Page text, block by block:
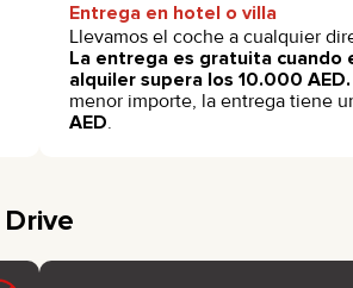
Entrega en hotel o villa
Llevamos el coche a cualquier
La entrega es gratuita cuando
alquiler supera los 10.000 AED.
menor importe, la entrega tiene
AED.